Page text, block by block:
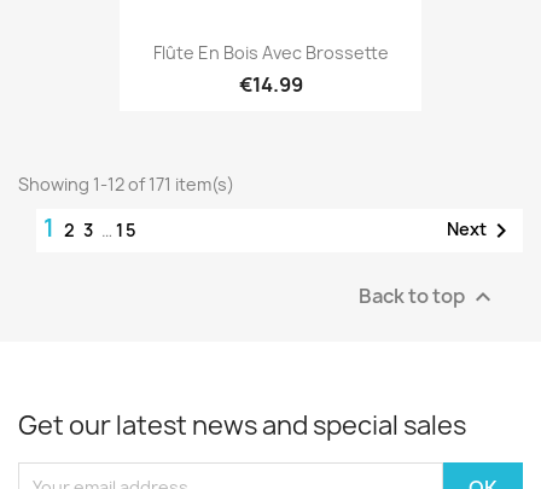
Flûte En Bois Avec Brossette
€14.99
Showing 1-12 of 171 item(s)
1 2 3 … 15 Next 
Back to top 
Get our latest news and special sales